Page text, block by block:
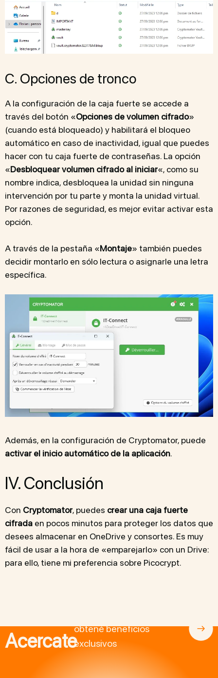
C. Opciones de tronco
A la configuración de la caja fuerte se accede a
través del botón «Opciones de volumen cifrado»
(cuando está bloqueado) y habilitará el bloqueo
automático en caso de inactividad, igual que puedes
hacer con tu caja fuerte de contraseñas. La opción
«Desbloquear volumen cifrado al iniciar«, como su
nombre indica, desbloquea la unidad sin ninguna
intervención por tu parte y monta la unidad virtual.
Por razones de seguridad, es mejor evitar activar esta
opción.
A través de la pestaña «Montaje» también puedes
decidir montarlo en sólo lectura o asignarle una letra
específica.
Además, en la configuración de Cryptomator, puede
activar el inicio automático de la aplicación.
IV. Conclusión
Con Cryptomator, puedes crear una caja fuerte
cifrada en pocos minutos para proteger los datos que
desees almacenar en OneDrive y consortes. Es muy
fácil de usar a la hora de «emparejarlo» con un Drive:
para ello, tiene mi preferencia sobre Picocrypt.
Acercate
obtené beneficios
exclusivos